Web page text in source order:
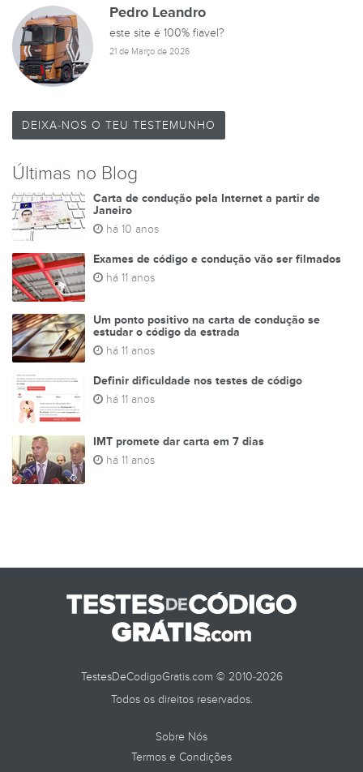
Pedro Leandro
este site é 100% fiavel?
21 de Março de 2026
DEIXA-NOS O TEU TESTEMUNHO
Últimas no Blog
Carta de condução pela Internet a partir de
Janeiro
há 10 anos
Exames de código e condução vão ser filmados
há 11 anos
Um ponto positivo na carta de condução se
estudar o código da estrada
há 11 anos
Definir dificuldade nos testes de código
há 11 anos
IMT promete dar carta em 7 dias
há 11 anos
TestesDeCodigoGratis.com © 2010-2026
Todos os direitos reservados.
Sobre Nós
Termos e Condições